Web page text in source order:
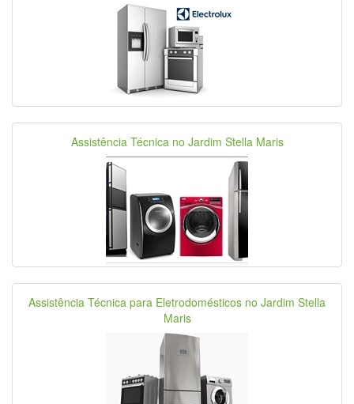
Assistência Técnica no Jardim Stella Maris
Assistência Técnica para Eletrodomésticos no Jardim Stella
Maris